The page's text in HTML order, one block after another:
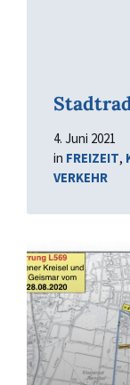
4. Juni 2021
in FREIZEIT,
VERKEHR
Read
More